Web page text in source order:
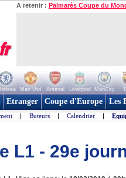
A retenir : Palmarès Coupe du
Man Utd Arsenal Liverpool ManCity
Etranger Coupe d'Europe Les
| Buteurs | Calendrier |
L1 - 29e